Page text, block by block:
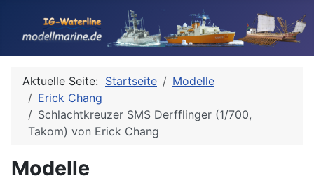
Aktuelle Seite: Startseite
Modelle
Erick Chang
Schlachtkreuzer SMS Derfflinger (1/700,
Takom) von Erick Chang
Modelle